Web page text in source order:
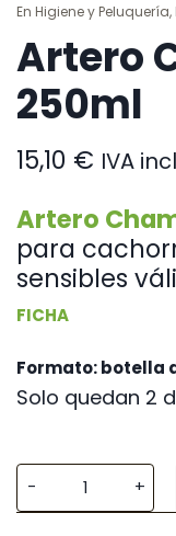
En Higiene y Peluquería,
Artero
250ml
15,10 € IVA
Artero
para
sensibles
FICHA
Formato: botella
Solo quedan 2